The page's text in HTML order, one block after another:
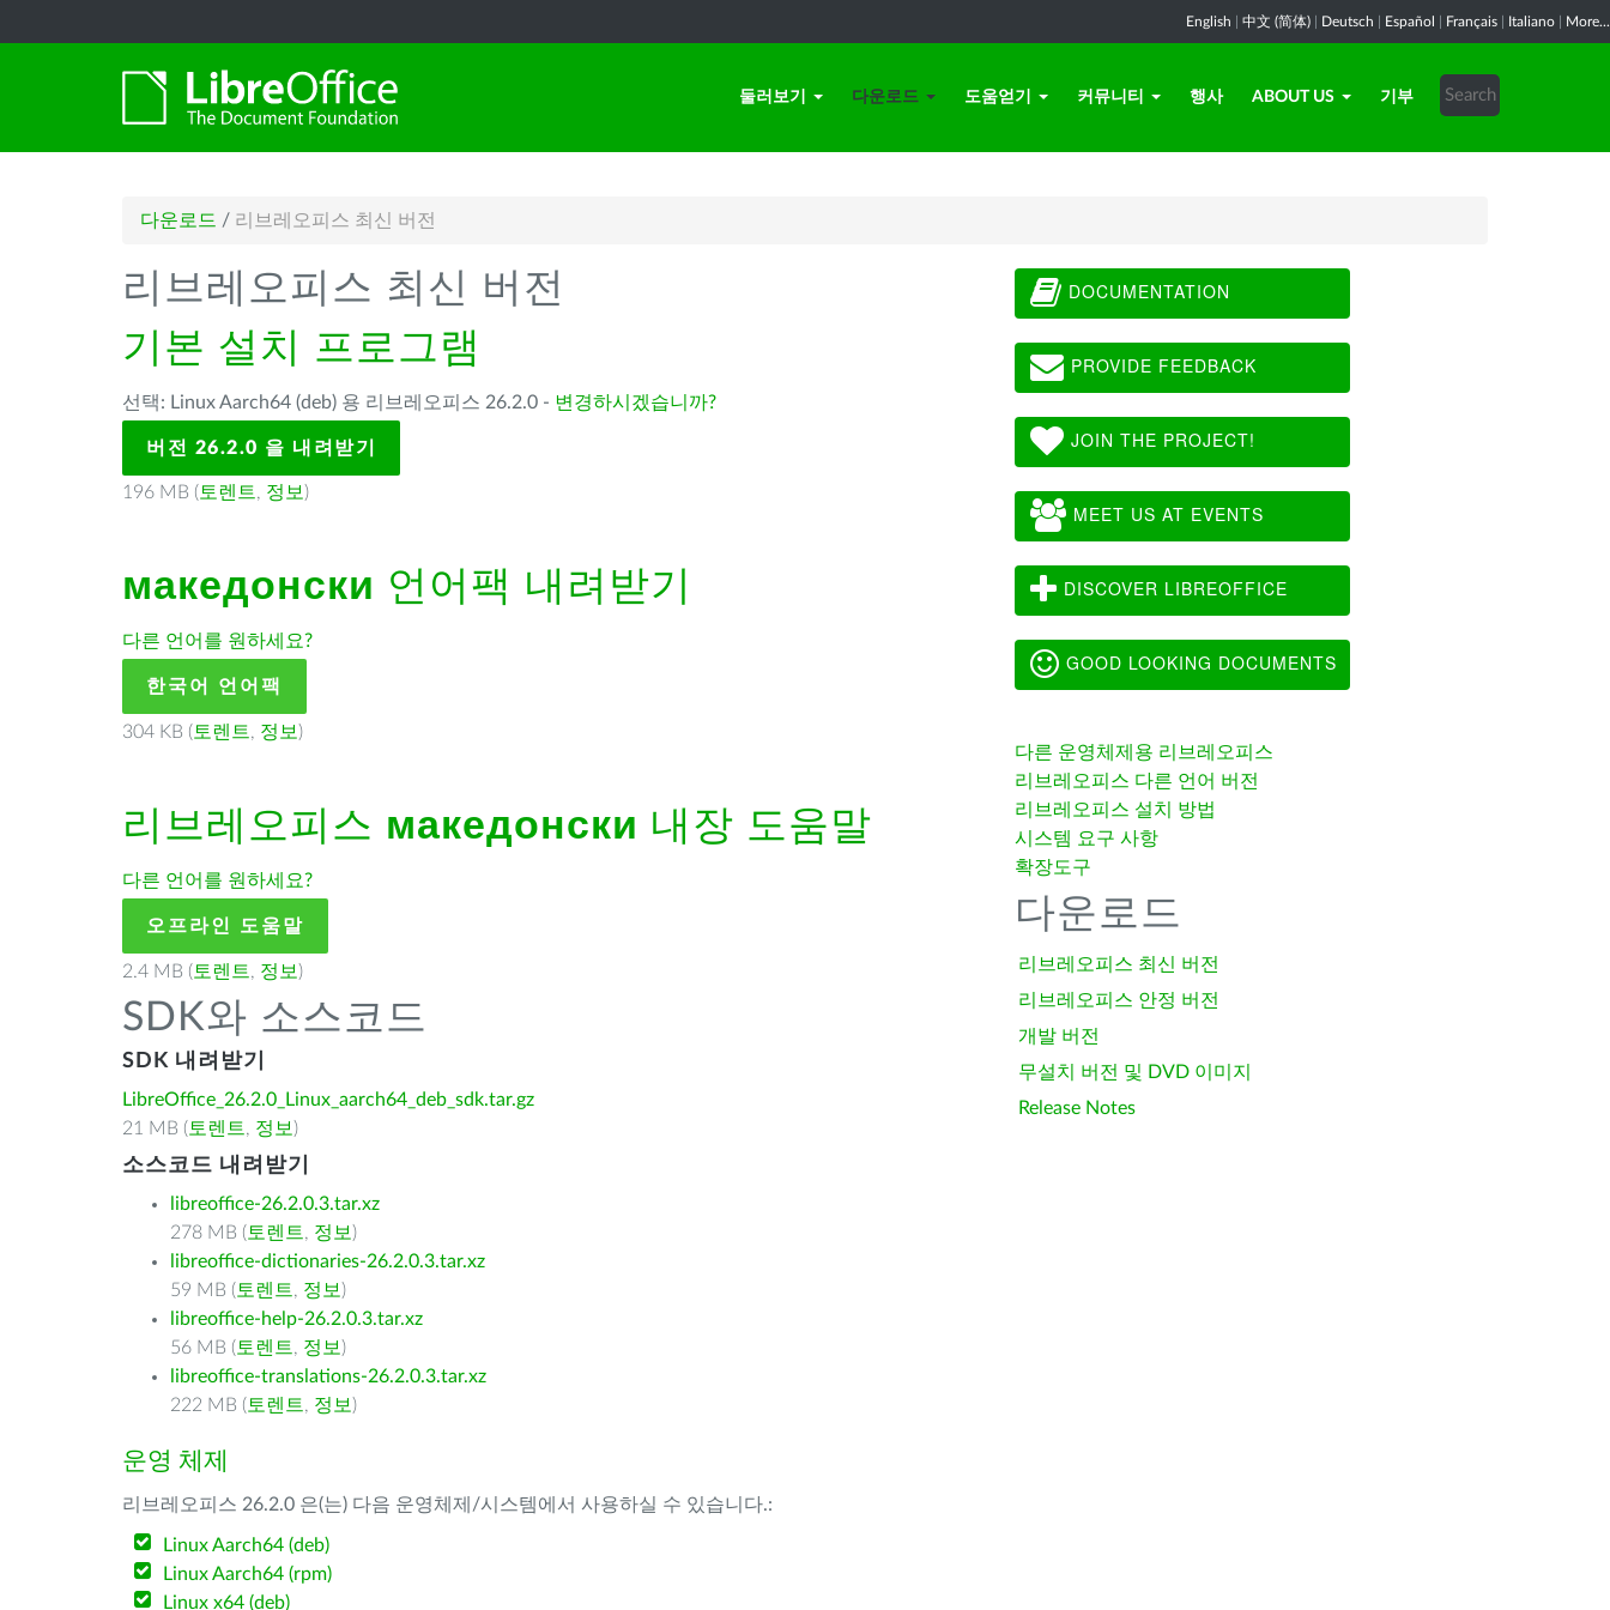
English 中文 (简体) Deutsch Español Français Italiano More...
둘러보기 다운로드 도움얻기 커뮤니티 행사 ABOUT US 기부
다운로드 / 리브레오피스 최신 버전
리브레오피스 최신 버전
기본 설치 프로그램
선택: Linux Aarch64 (deb) 용 리브레오피스 26.2.0 - 변경하시겠습니까?
버전 26.2.0 을 내려받기
196 MB ( 토렌트, 정보 )
македонски 언어팩 내려받기
다른 언어를 원하세요?
한국어 언어팩
304 KB ( 토렌트, 정보 )
리브레오피스 македонски 내장 도움말
다른 언어를 원하세요?
오프라인 도움말
2.4 MB ( 토렌트, 정보 )
SDK와 소스코드
SDK 내려받기
LibreOffice_26.2.0_Linux_aarch64_deb_sdk.tar.gz
21 MB ( 토렌트, 정보 )
소스코드 내려받기
libreoffice-26.2.0.3.tar.xz
278 MB ( 토렌트, 정보 )
libreoffice-dictionaries-26.2.0.3.tar.xz
59 MB ( 토렌트, 정보 )
libreoffice-help-26.2.0.3.tar.xz
56 MB ( 토렌트, 정보 )
libreoffice-translations-26.2.0.3.tar.xz
222 MB ( 토렌트, 정보 )
운영 체제
리브레오피스 26.2.0 은(는) 다음 운영체제/시스템에서 사용하실 수 있습니다.:
Linux Aarch64 (deb)
Linux Aarch64 (rpm)
Linux x64 (deb)
DOCUMENTATION
PROVIDE FEEDBACK
JOIN THE PROJECT!
MEET US AT EVENTS
DISCOVER LIBREOFFICE
GOOD LOOKING DOCUMENTS
다른 운영체제용 리브레오피스
리브레오피스 다른 언어 버전
리브레오피스 설치 방법
시스템 요구 사항
확장도구
다운로드
리브레오피스 최신 버전
리브레오피스 안정 버전
개발 버전
무설치 버전 및 DVD 이미지
Release Notes